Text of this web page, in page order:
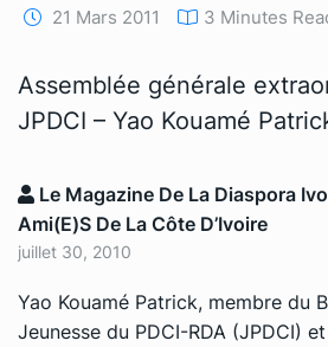
21 Mars 2011 3 Minutes
Assemblée générale
JPDCI – Yao Kouamé
Le Magazine De La Diaspora
Ami(e)s De La Côte D’Ivoire
juillet 30, 2010
Yao Kouamé Patrick, membre du
Jeunesse du PDCI-RDA (JPDCI)